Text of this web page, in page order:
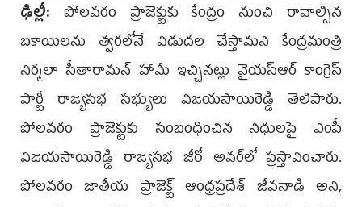
ఢిల్లీ: పోలవరం ప్రాజెక్టుకు కేంద్రం నుంచి రావాల్సిన
బకాయిలను త్వరలోనే విడుదల చేస్తామని కేంద్రమంత్రి
నిర్మలా సీతారామన్‌ హామీ ఇచ్చినట్లు వైయస్‌ఆర్‌ కాంగ్రెస్‌
పార్టీ రాజ్యసభ సభ్యులు విజయసాయిరెడ్డి తెలిపారు.
పోలవరం ప్రాజెక్టుకు సంబంధించిన నిధులపై ఎంపీ
విజయసాయిరెడ్డి రాజ్యసభ జీరో అవర్‌లో ప్రస్తావించారు.
పోలవరం జాతీయ ప్రాజెక్ట్‌ ఆంధ్రప్రదేశ్‌ జీవనాడి అని,